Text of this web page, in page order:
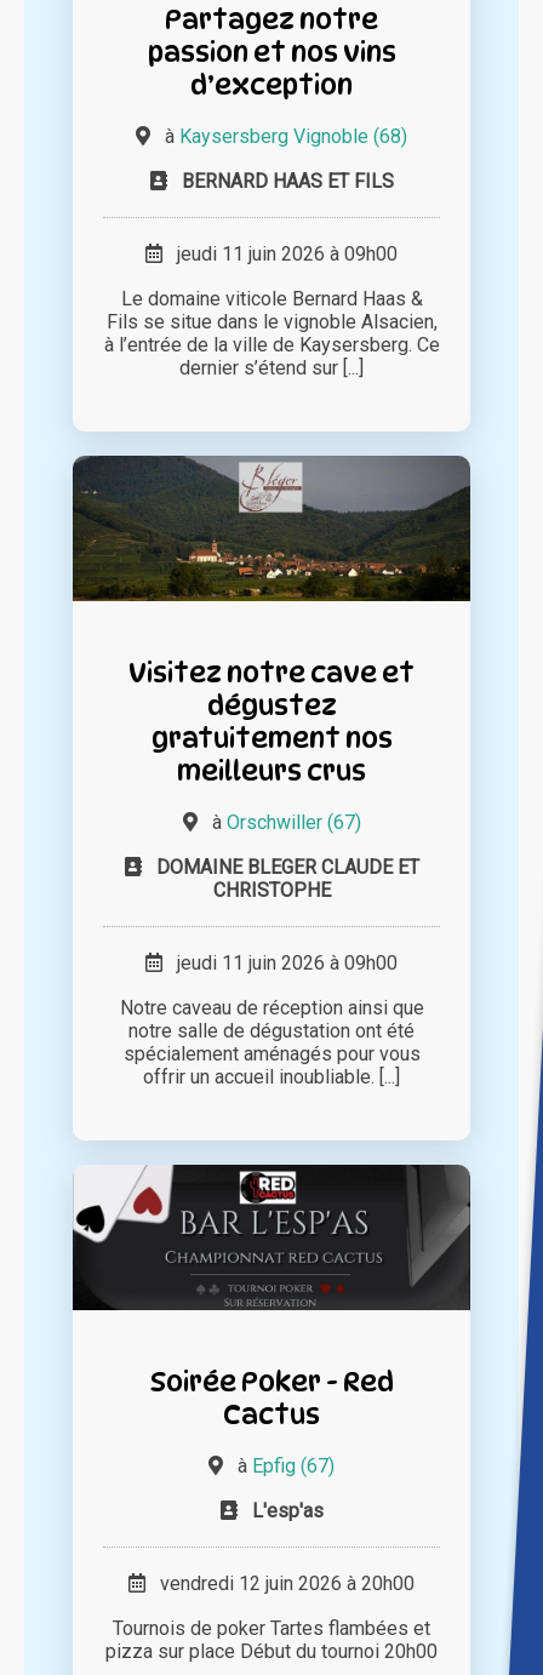
Partagez notre
passion et nos vins
d’exception
à Kaysersberg Vignoble (68)
BERNARD HAAS ET FILS
jeudi 11 juin 2026 à 09h00
Le domaine viticole Bernard Haas &
Fils se situe dans le vignoble Alsacien,
à l’entrée de la ville de Kaysersberg. Ce
dernier s’étend sur [...]
Visitez notre cave et
dégustez
gratuitement nos
meilleurs crus
à Orschwiller (67)
DOMAINE BLEGER CLAUDE ET
CHRISTOPHE
jeudi 11 juin 2026 à 09h00
Notre caveau de réception ainsi que
notre salle de dégustation ont été
spécialement aménagés pour vous
offrir un accueil inoubliable. [...]
Soirée Poker - Red
Cactus
à Epfig (67)
L'esp'as
vendredi 12 juin 2026 à 20h00
Tournois de poker Tartes flambées et
pizza sur place Début du tournoi 20h00